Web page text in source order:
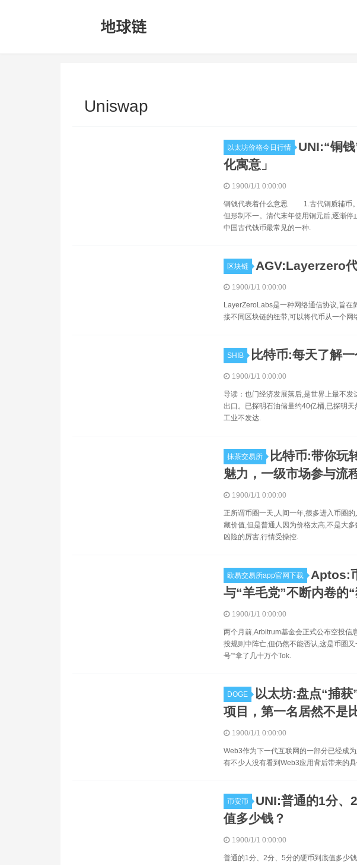
Uniswap
以太坊价格今日行情
UNI:“铜
化寓意」
1900/1/1 0:00:00
铜钱代表着什么意思 1.古代铜质辅币。
但形制不一。清代末年使用铜元后,逐渐
中国古代钱币最常见的一种.
区块链 AGV:Layerzero
1900/1/1 0:00:00
LayerZeroLabs是一种网络通信协议,旨
接不同区块链的纽带,可以将代币从一个网
SHIB 比特币:每天了解
1900/1/1 0:00:00
导读：也门经济发展落后,是世界上最不
出口。已探明石油储量约40亿桶,已探明
工业不发达.
抹茶交易所
比特币:带你玩
魅力，一级市场参与流
1900/1/1 0:00:00
正所谓币圈一天,人间一年,很多进入币圈
藏价值,但是普通人因为价格太高,不是大
凶险的厉害,行情受操控.
欧易交易所app官网下载
Aptos:
与“羊毛党”不断内卷的“
1900/1/1 0:00:00
两个月前,Arbitrum基金会正式公布空投信
投规则中阵亡,但仍然不能否认,这是币圈
号”“拿了几十万个Tok.
DOGE
以太坊:盘点“捕
项目，第一名居然不是
1900/1/1 0:00:00
Web3作为下一代互联网的一部分已经成
有不少人没有看到Web3应用背后带来的
币安币
UNI:普通的1分、
值多少钱？
1900/1/1 0:00:00
普通的1分、2分、5分的硬币到底值多少